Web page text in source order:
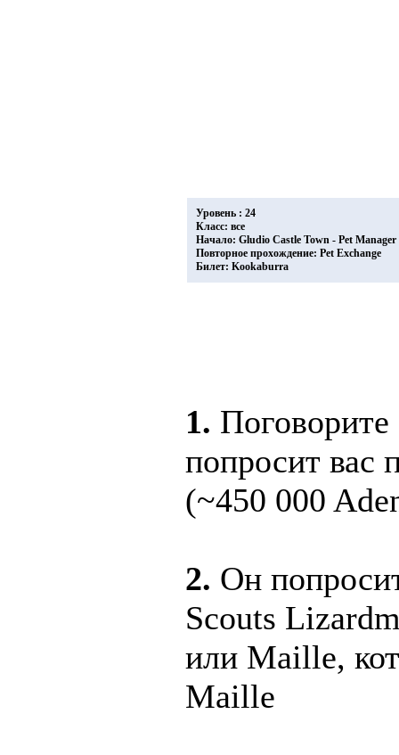
Уровень : 24
Класс: все
Начало: Gludio Castle Town - Pet
Повторное прохождение: Pet Exchange
Билет: Kookaburra
1.
попросит вас
(~450 000
2. Он
Scouts
или Maille,
Maille